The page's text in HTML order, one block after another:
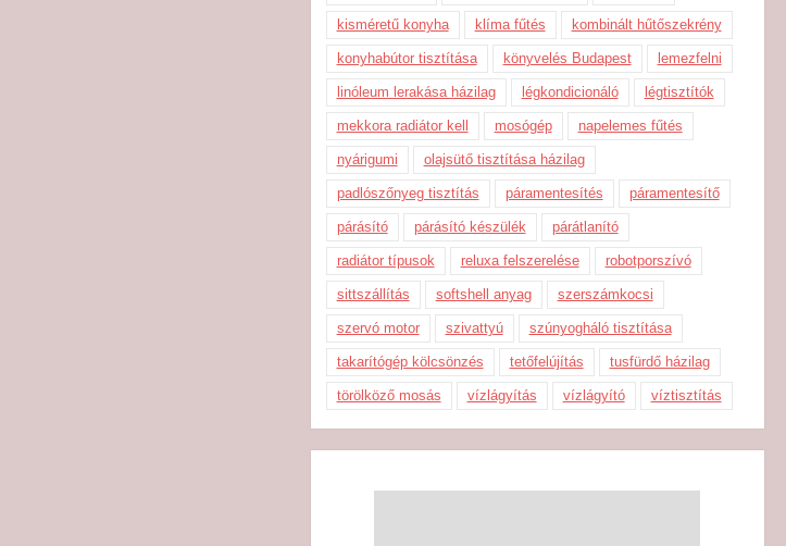
kisméretű konyha klíma fűtés kombinált hűtőszekrény
konyhabútor tisztítása könyvelés Budapest lemezfelni
linóleum lerakása házilag légkondicionáló légtisztítók
mekkora radiátor kell mosógép napelemes fűtés
nyárigumi olajsütő tisztítása házilag
padlószőnyeg tisztítás páramentesítés páramentesítő
párásító párásító készülék párátlanító
radiátor típusok reluxa felszerelése robotporszívó
sittszállítás softshell anyag szerszámkocsi
szervó motor szivattyú szúnyogháló tisztítása
takarítógép kölcsönzés tetőfelújítás tusfürdő házilag
törölköző mosás vízlágyítás vízlágyító víztisztítás